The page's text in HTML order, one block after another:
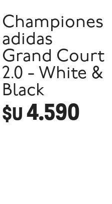
Championes
adidas
Grand Court
2.0 - White &
Black
$U4.590